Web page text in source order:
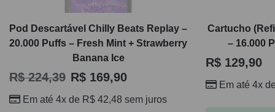
Pod Descartável Chilly Beats Replay –
20.000 Puffs – Fresh Mint + Strawberry
Banana Ice
R$224,39 R$ 169,90
Em até 4x de R$ 42,48 sem juros
Cartucho
– 16.000
R$ 129,90
Em até 4x